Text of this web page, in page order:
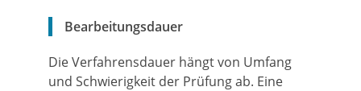
Bearbeitungsdauer
Die Verfahrensdauer hängt von Umfang
und Schwierigkeit der Prüfung ab. Eine